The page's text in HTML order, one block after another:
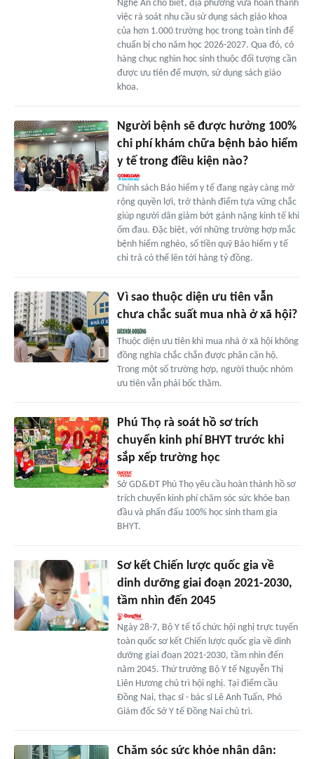
Nghệ An cho biết, địa phương vừa hoàn thành
việc rà soát nhu cầu sử dụng sách giáo khoa
của hơn 1.000 trường học trong toàn tỉnh để
chuẩn bị cho năm học 2026-2027. Qua đó, có
hàng chục nghìn học sinh thuộc đối tượng cần
được ưu tiên để mượn, sử dụng sách giáo
khoa.
Người bệnh sẽ được hưởng 100%
chi phí khám chữa bệnh bảo hiểm
y tế trong điều kiện nào?
Chính sách Bảo hiểm y tế đang ngày càng mở
rộng quyền lợi, trở thành điểm tựa vững chắc
giúp người dân giảm bớt gánh nặng kinh tế khi
ốm đau. Đặc biệt, với những trường hợp mắc
bệnh hiểm nghèo, số tiền quỹ Bảo hiểm y tế
chi trả có thể lên tới hàng tỷ đồng.
Vì sao thuộc diện ưu tiên vẫn
chưa chắc suất mua nhà ở xã hội?
Thuộc diện ưu tiên khi mua nhà ở xã hội không
đồng nghĩa chắc chắn được phân căn hộ.
Trong một số trường hợp, người thuộc nhóm
ưu tiên vẫn phải bốc thăm.
Phú Thọ rà soát hồ sơ trích
chuyển kinh phí BHYT trước khi
sắp xếp trường học
Sở GD&ĐT Phú Thọ yêu cầu hoàn thành hồ sơ
trích chuyển kinh phí chăm sóc sức khỏe ban
đầu và phấn đấu 100% học sinh tham gia
BHYT.
Sơ kết Chiến lược quốc gia về
dinh dưỡng giai đoạn 2021-2030,
tầm nhìn đến 2045
Ngày 28-7, Bộ Y tế tổ chức hội nghị trực tuyến
toàn quốc sơ kết Chiến lược quốc gia về dinh
dưỡng giai đoạn 2021-2030, tầm nhìn đến
năm 2045. Thứ trưởng Bộ Y tế Nguyễn Thị
Liên Hương chủ trì hội nghị. Tại điểm cầu
Đồng Nai, thạc sĩ - bác sĩ Lê Anh Tuấn, Phó
Giám đốc Sở Y tế Đồng Nai chủ trì.
Chăm sóc sức khỏe nhân dân: